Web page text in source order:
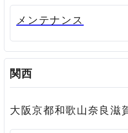
メンテナンス
関西
大阪 京都和歌山奈良 滋